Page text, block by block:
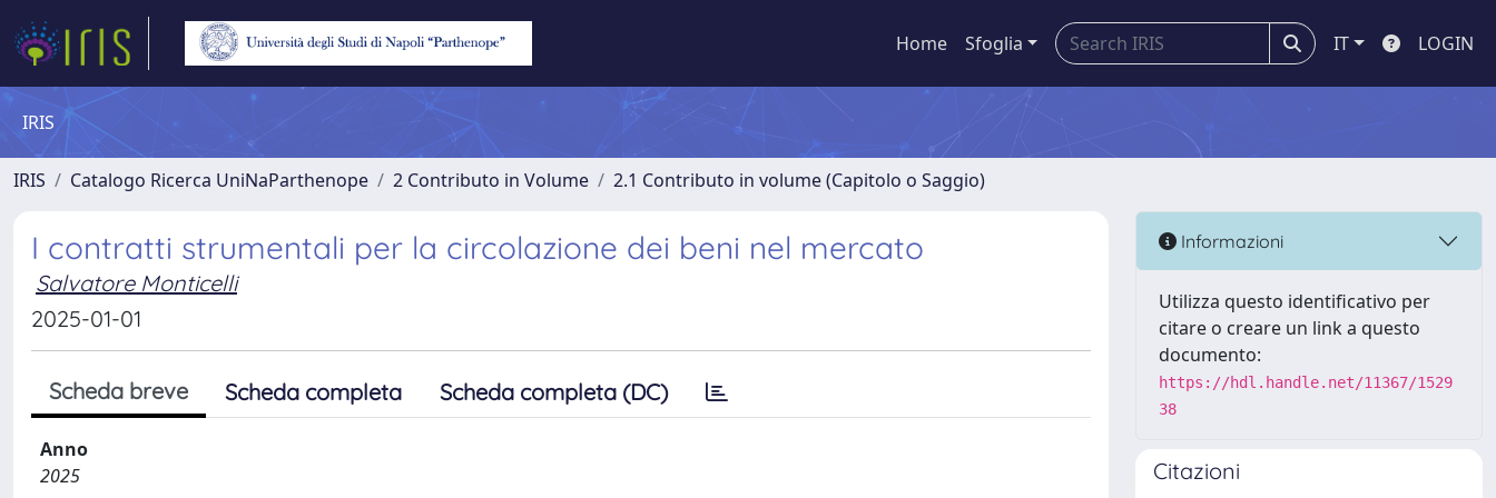
Home Sfoglia IT LOGIN
IRIS
IRIS Catalogo Ricerca UniNaParthenope 2 Contributo in Volume 2.1 Contributo in volume (Capitolo o Saggio)
I contratti strumentali per la circolazione dei beni nel mercato
Salvatore Monticelli
2025-01-01
Scheda breve Scheda completa Scheda completa (DC)
Anno
2025
Informazioni
Utilizza questo identificativo per
citare o creare un link a questo
documento:
https://hdl.handle.net/11367/1529
38
Citazioni